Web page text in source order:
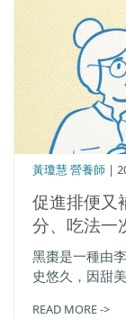
促進排便又
分、吃法一
黃瓊慧 營養師 |
黑棗是一種由
史悠久，因甜
READ MORE ->